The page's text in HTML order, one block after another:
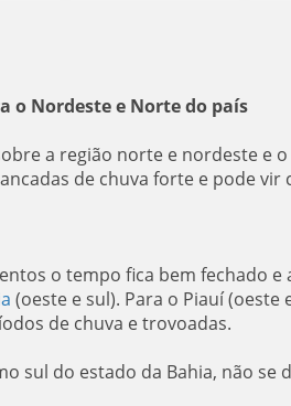
o Nordeste e Norte do país
a região norte e nordeste e
de chuva forte e pode vir
o tempo fica bem fechado
(oeste e sul). Para o Piauí (oeste
de chuva e trovoadas.
sul do estado da Bahia, não se